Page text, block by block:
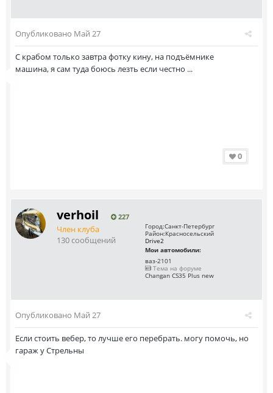
Опубликовано Май 27
С крабом только завтра фотку кину, на подъёмнике
машина, я сам туда боюсь лезть если честно ...
0
verhoil 227
Член клуба
130 сообщений
Город:Санкт-Петербург
Район:Красносельский
Drive2
Мои автомобили:
ваз-2101
Тема на форуме
Changan CS35 Plus new
Опубликовано Май 27
Если стоить вебер, то лучше его перебрать. могу помочь, но
гараж у Стрельны